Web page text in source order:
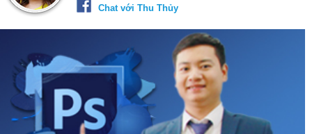
Chat với Thu Thủy